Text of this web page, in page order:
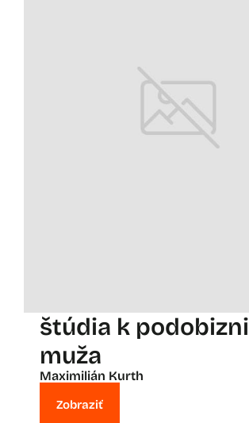
štúdia k podobizni
muža
Maximilián Kurth
Zobraziť